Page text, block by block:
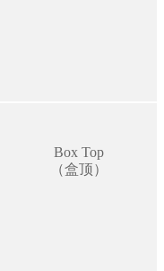
Box Top
（盒顶）